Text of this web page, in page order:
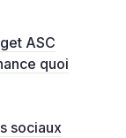
ASC
quoi
sociaux